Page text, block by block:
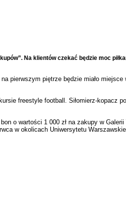
Na klientów czekać będzie moc
pierwszym piętrze będzie miało miejsce
freestyle football. Siłomierz-kopacz
o wartości 1 000 zł na zakupy w
w okolicach Uniwersytetu